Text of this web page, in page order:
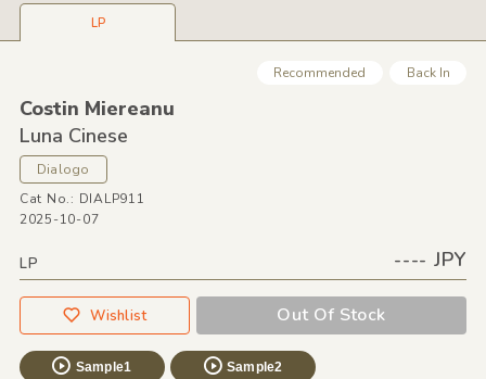
LP
Recommended Back In
Costin Miereanu
Luna Cinese
Dialogo
Cat No.: DIALP911
2025-10-07
LP ---- JPY
Wishlist Out Of Stock
Sample1 Sample2